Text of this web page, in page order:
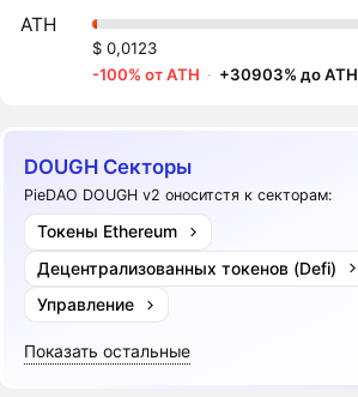
ATH
$ 0,0123
-100% от ATH · +30903% до ATH
DOUGH Секторы
PieDAO DOUGH v2 оноситстя к секторам:
Токены Ethereum
Децентрализованных токенов (Defi)
Управление
Показать остальные